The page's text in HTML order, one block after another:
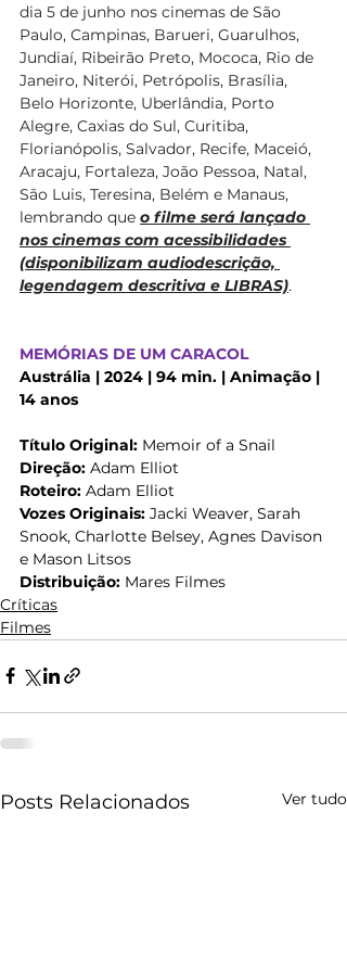
dia 5 de junho nos cinemas de São
Paulo, Campinas, Barueri, Guarulhos,
Jundiaí, Ribeirão Preto, Mococa, Rio de
Janeiro, Niterói, Petrópolis, Brasília,
Belo Horizonte, Uberlândia, Porto
Alegre, Caxias do Sul, Curitiba,
Florianópolis, Salvador, Recife, Maceió,
Aracaju, Fortaleza, João Pessoa, Natal,
São Luis, Teresina, Belém e Manaus,
lembrando que o filme será lançado
nos cinemas com acessibilidades
(disponibilizam audiodescrição,
legendagem descritiva e LIBRAS).
MEMÓRIAS DE UM CARACOL
Austrália | 2024 | 94 min. | Animação |
14 anos
Título Original: Memoir of a Snail
Direção: Adam Elliot
Roteiro: Adam Elliot
Vozes Originais: Jacki Weaver, Sarah
Snook, Charlotte Belsey, Agnes Davison
e Mason Litsos
Distribuição: Mares Filmes
Críticas
Filmes
Posts Relacionados Ver tudo